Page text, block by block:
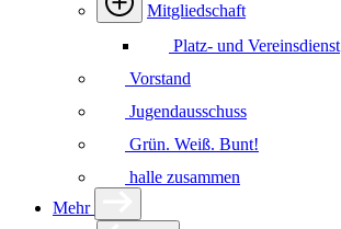
Mitgliedschaft
Platz- und Vereinsdienst
Vorstand
Jugendausschuss
Grün. Weiß. Bunt!
halle zusammen
Mehr